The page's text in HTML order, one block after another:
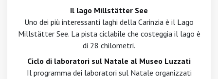
Il lago Millstätter See
Uno dei più interessanti laghi della Carinzia è il Lago
Millstätter See. La pista ciclabile che costeggia il lago è
di 28 chilometri.
Ciclo di laboratori sul Natale al Museo Luzzati
Il programma dei laboratori sul Natale organizzati